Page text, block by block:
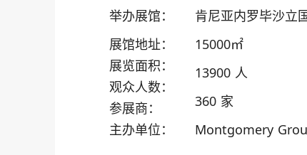
举办展馆：
肯尼亚内罗毕沙立
展馆地址：
展览面积：
15000㎡
观众人数：
13900 人
参展商：
360 家
主办单位：
Montgomery